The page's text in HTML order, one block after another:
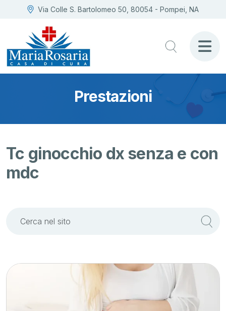
Via Colle S. Bartolomeo 50, 80054 - Pompei, NA
Prestazioni
Tc ginocchio dx senza e con
mdc